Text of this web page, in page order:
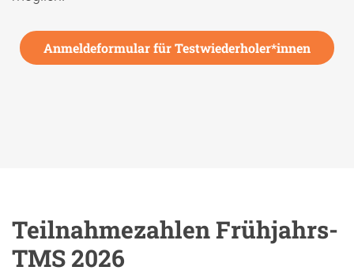
Anmeldeformular für Testwiederholer*innen
Teilnahmezahlen Frühjahrs-
TMS 2026